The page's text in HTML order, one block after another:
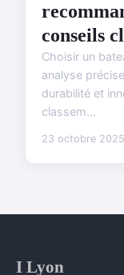
conseils
Choisir un
analyse
durabilité et
classem...
23 octobre 2025
I Lyon